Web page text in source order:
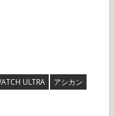
ULTRA
アシカン